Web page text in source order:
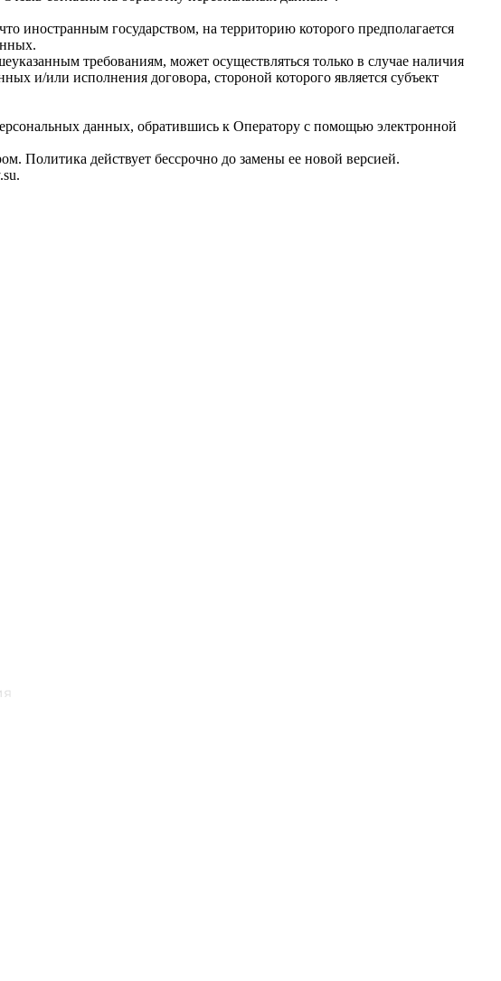
иностранным государством, на территорию которого предполагается
требованиям, может осуществляться только в случае наличия
и/или исполнения договора, стороной которого является субъект
данных, обратившись к Оператору с помощью электронной
Политика действует бессрочно до замены ее новой версией.